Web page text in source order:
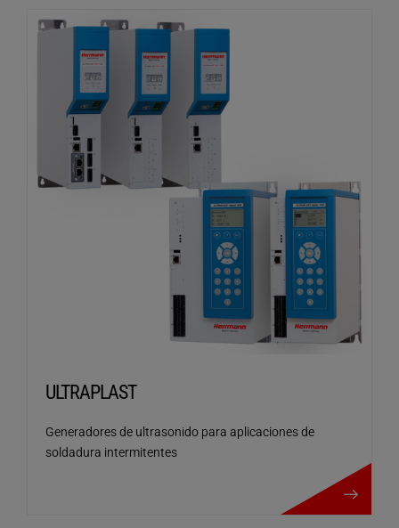
ULTRAPLAST
Generadores de ultrasonido para aplicaciones de
soldadura intermitentes
ULTRAPLAST